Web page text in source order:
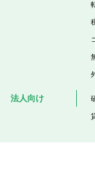
法人向け